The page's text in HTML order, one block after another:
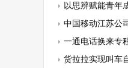
以思辨赋能青年成长 激
中国移动江苏公
一通电话换来专
货拉拉实现叫车